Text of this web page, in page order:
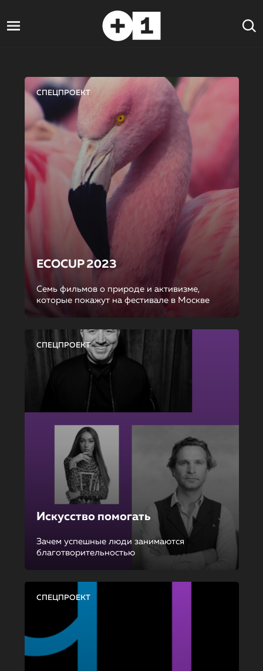
СПЕЦПРОЕКТ
ECOCUP 2023
Семь фильмов о природе и активизме,
которые покажут на фестивале в Москве
СПЕЦПРОЕКТ
Искусство помогать
Зачем успешные люди занимаются
благотворительностью
СПЕЦПРОЕКТ